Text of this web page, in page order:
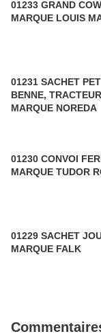
01233 GRAND
MARQUE LOUIS
01231 SACHET
BENNE,
MARQUE NOREDA
01230 CONVOI
MARQUE TUDOR
01229 SACHET
MARQUE FALK